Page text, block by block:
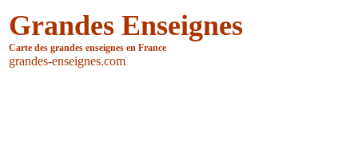
Grandes Enseignes
Carte des grandes enseignes en France
grandes-enseignes.com